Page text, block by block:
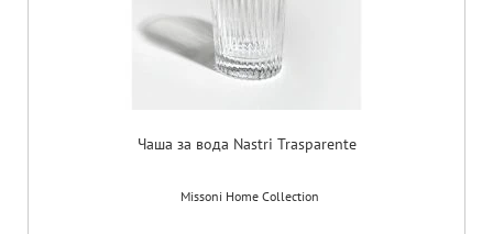
Чаша за вода Nastri Trasparente
Missoni Home Collection